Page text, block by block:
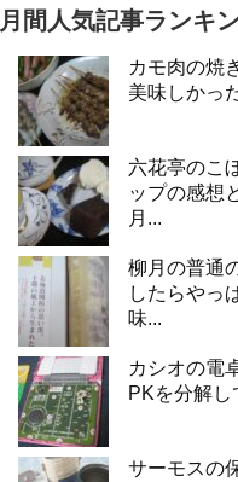
月間人気記事ランキ
カモ肉の焼
美味しかっ
六花亭のこ
ップの感想
月...
柳月の普通
したらやっ
味...
カシオの電
PKを分解し
サーモスの